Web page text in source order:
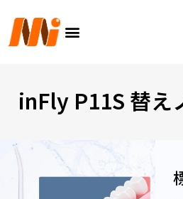
ニ
ュ
inFly P11S 替え